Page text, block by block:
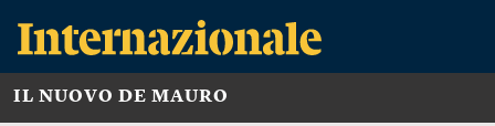
IL NUOVO DE MAURO